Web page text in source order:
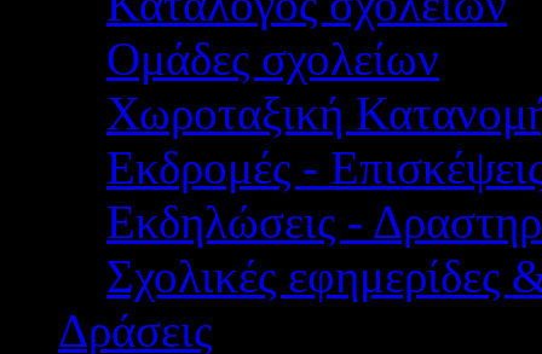
Ομάδες σχολείων
Χωροταξική
Εκδρομές -
Εκδηλώσεις -
Σχολικές εφημερίδες
Δράσεις